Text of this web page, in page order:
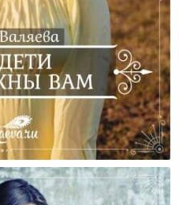
Должны Вам